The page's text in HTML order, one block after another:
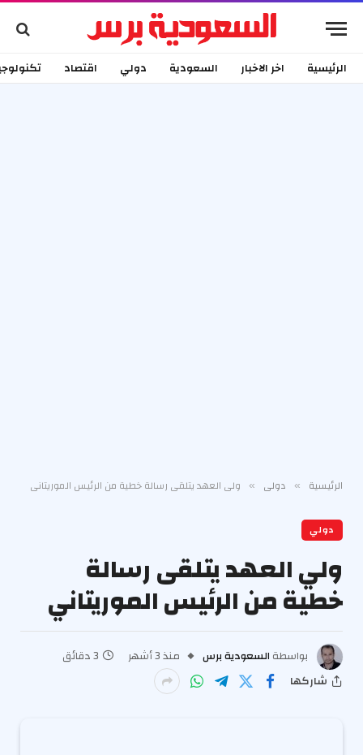
الرئيسية اخر الاخبار السعودية دولي اقتصاد
الرئيسية » دولي » ولي العهد يتلقى رسالة خطية من الرئيس الموريتاني
دولي
ولي العهد يتلقى رسالة
خطية من الرئيس الموريتاني
بواسطة السعودية برس منذ 3 أشهر
3 دقائق
شاركها